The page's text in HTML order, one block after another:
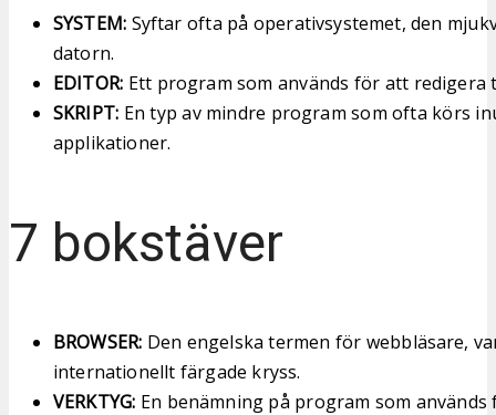
SYSTEM: Syftar ofta på operativsystemet, den
datorn.
EDITOR: Ett program som används för att redigera
SKRIPT: En typ av mindre program som ofta körs
applikationer.
7 bokstäver
BROWSER: Den engelska termen för webbläsare,
internationellt färgade kryss.
VERKTYG: En benämning på program som